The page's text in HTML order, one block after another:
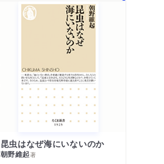
昆虫はなぜ海にいないのか
朝野維起著